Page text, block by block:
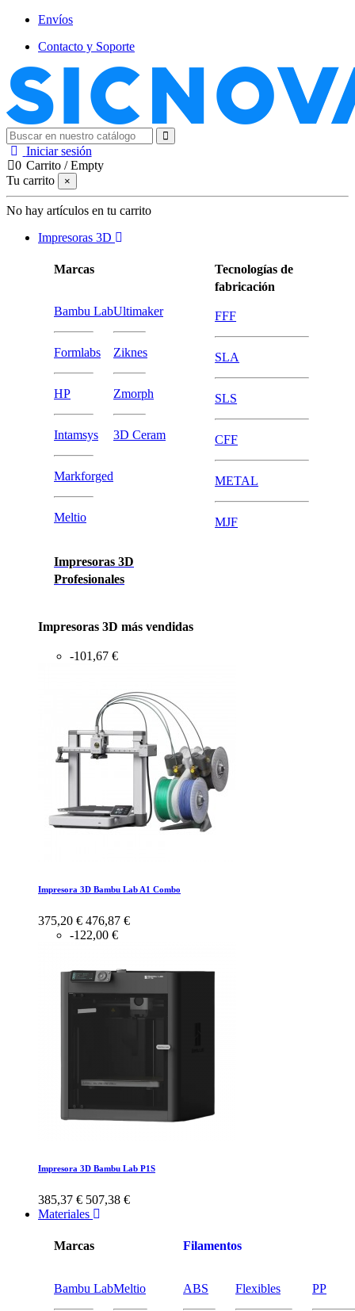
Envíos
Contacto y Soporte
Iniciar sesión
0 Carrito /Empty
Tu carrito
×
No hay artículos en tu carrito
Impresoras 3D
Marcas
Bambu Lab
Formlabs
HP
Intamsys
Markforged
Meltio
Ultimaker
Ziknes
Zmorph
3D Ceram
Impresoras 3D
Profesionales
Tecnologías de
fabricación
FFF
SLA
SLS
CFF
METAL
MJF
Impresoras 3D más vendidas
-101,67 €
Impresora 3D Bambu Lab A1 Combo
375,20 € 476,87 €
-122,00 €
Impresora 3D Bambu Lab P1S
385,37 € 507,38 €
Materiales
Marcas
Bambu LabMeltio
Filamentos
ABS Flexibles PP